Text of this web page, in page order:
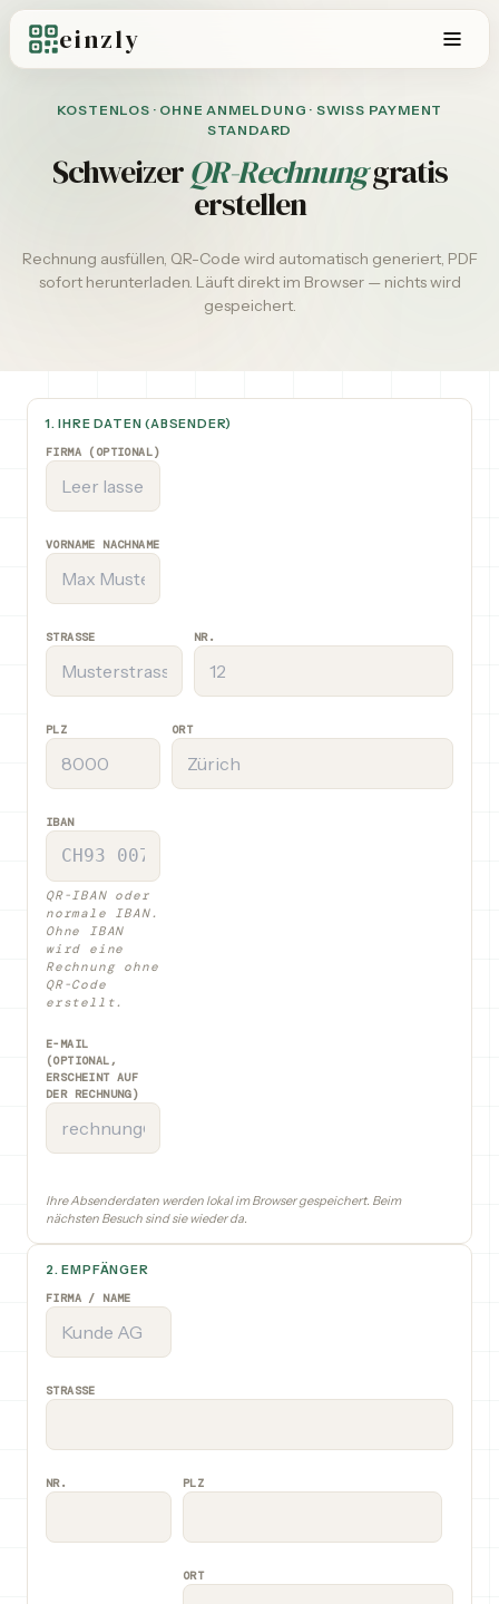
einzly
KOSTENLOS · OHNE ANMELDUNG · SWISS PAYMENT
STANDARD
SchweizerQR-Rechnunggratis
erstellen
Rechnung ausfüllen, QR-Code wird automatisch generiert, PDF
sofort herunterladen. Läuft direkt im Browser — nichts wird
gespeichert.
1. IHRE DATEN (ABSENDER)
FIRMA (OPTIONAL)
VORNAME NACHNAME
STRASSE NR.
PLZ ORT
IBAN
QR-IBAN oder
normale IBAN.
Ohne IBAN
wird eine
Rechnung ohne
QR-Code
erstellt.
E-MAIL
(OPTIONAL,
ERSCHEINT AUF
DER RECHNUNG)
Ihre Absenderdaten werden lokal im Browser gespeichert. Beim
nächsten Besuch sind sie wieder da.
2. EMPFÄNGER
FIRMA / NAME
STRASSE
NR. PLZ
ORT